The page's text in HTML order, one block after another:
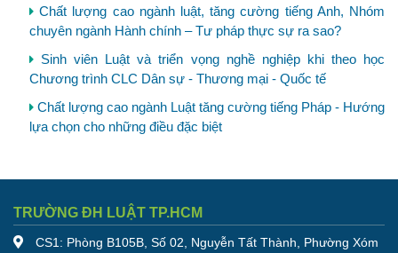
Chất lượng cao ngành luật, tăng cường tiếng Anh, Nhóm
chuyên ngành Hành chính – Tư pháp thực sự ra sao?
Sinh viên Luật và triển vọng nghề nghiệp khi theo học
Chương trình CLC Dân sự - Thương mại - Quốc tế
Chất lượng cao ngành Luật tăng cường tiếng Pháp - Hướng
lựa chọn cho những điều đặc biệt
TRƯỜNG ĐH LUẬT TP.HCM
CS1: Phòng B105B, Số 02, Nguyễn Tất Thành, Phường Xóm